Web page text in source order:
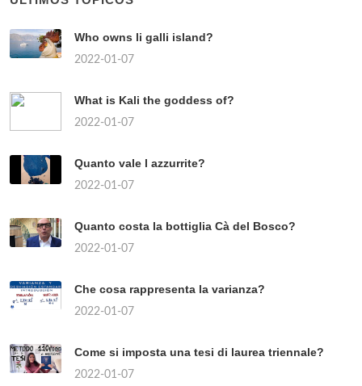
Who owns li galli island?
2022-01-07
What is Kali the goddess of?
2022-01-07
Quanto vale l azzurrite?
2022-01-07
Quanto costa la bottiglia Cà del Bosco?
2022-01-07
Che cosa rappresenta la varianza?
2022-01-07
Come si imposta una tesi di laurea triennale?
2022-01-07